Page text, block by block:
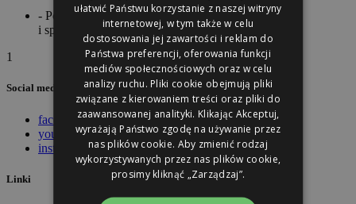
- Pominąć niektóre wybrane przez Ciebie parametry
i spróbować ponownie.Wróć do listy »
1
Social media
facebook
youtube
instagram
Linki
ułatwić Państwu korzystanie z naszej witryny
internetowej, w tym także w celu
dostosowania jej zawartości i reklam do
Państwa preferencji, oferowania funkcji
mediów społecznościowych oraz w celu
analizy ruchu. Pliki cookie obejmują pliki
związane z kierowaniem treści oraz pliki do
zaawansowanej analityki. Klikając Akceptuj,
wyrażają Państwo zgodę na używanie przez
nas plików cookie. Aby zmienić rodzaj
wykorzystywanych przez nas plików cookie,
prosimy kliknąć „Zarządzaj”.